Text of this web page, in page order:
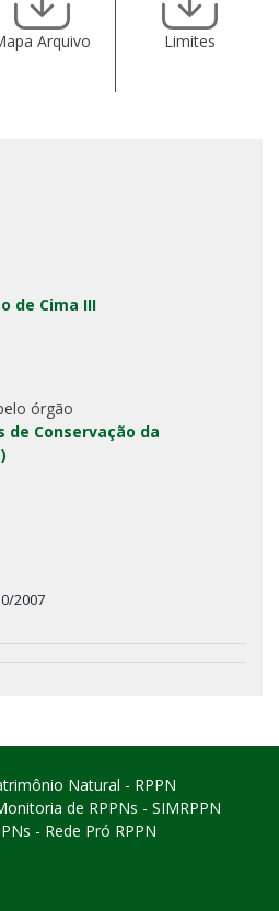
Arquivo Limites
de Cima III
órgão
Conservação da
2007
Natural - RPPN
de RPPNs - SIMRPPN
- Rede Pró RPPN